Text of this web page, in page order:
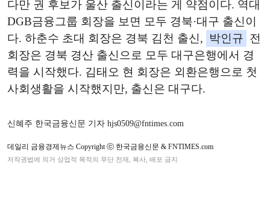
다만 권 후보가 울산 출신이라는 게 약점이다. 역대
DGB금융그룹 회장을 보면 모두 경북·대구 출신이
다. 하춘수 초대 회장은 경북 김천 출신,
박인규 전
회장은 경북 경산 출신으로 모두 대구은행에서 경
력을 시작했다. 김태오 현 회장은 외환은행으로 첫
사회생활을 시작했지만, 출신은 대구다.
신혜주 한국금융신문 기자 hjs0509@fntimes.com
데일리 금융경제뉴스 Copyright ⓒ 한국금융신문 & FNTIMES.com
저작권법에 의거 상업적 목적의 무단 전재, 복사, 배포 금지